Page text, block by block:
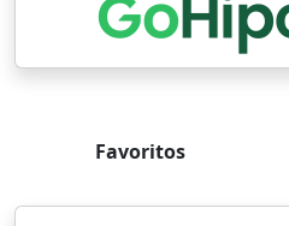
Favoritos